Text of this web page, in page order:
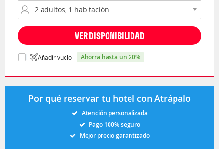
VER DISPONIBILIDAD
Añadir vuelo ahorra hasta un 20%
Por qué reservar tu hotel con Atrápalo
Atención personalizada
Pago 100% seguro
Mejor precio garantizado